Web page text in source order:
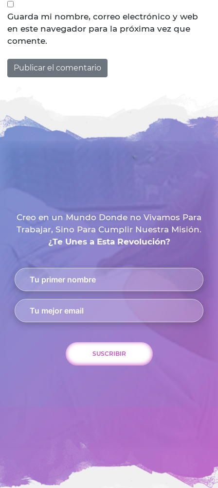
Guarda mi nombre, correo electrónico y web
en este navegador para la próxima vez que
comente.
Creo en un Mundo Donde no Vivamos Para
Trabajar, Sino Para Cumplir Nuestra Misión.
¿Te Unes a Esta Revolución?
SUSCRIBIR